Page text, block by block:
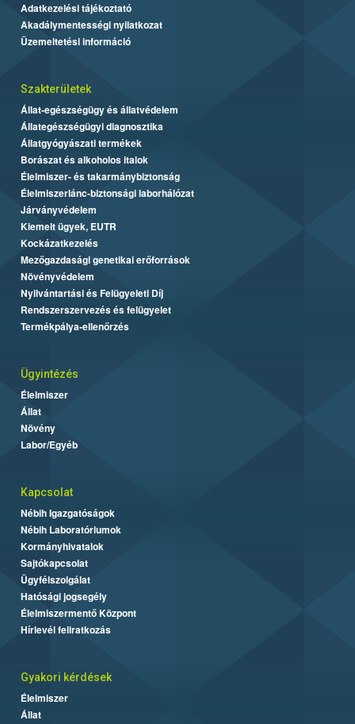
Adatkezelési tájékoztató
Akadálymentességi nyilatkozat
Üzemeltetési információ
Szakterületek
Állat-egészségügy és állatvédelem
Állategészségügyi diagnosztika
Állatgyógyászati termékek
Borászat és alkoholos italok
Élelmiszer- és takarmánybiztonság
Élelmiszerlánc-biztonsági laborhálózat
Járványvédelem
Kiemelt ügyek, EUTR
Kockázatkezelés
Mezőgazdasági genetikai erőforrások
Növényvédelem
Nyilvántartási és Felügyeleti Díj
Rendszerszervezés és felügyelet
Termékpálya-ellenőrzés
Ügyintézés
Élelmiszer
Állat
Növény
Labor/Egyéb
Kapcsolat
Nébih Igazgatóságok
Nébih Laboratóriumok
Kormányhivatalok
Sajtókapcsolat
Ügyfélszolgálat
Hatósági jogsegély
Élelmiszermentő Központ
Hírlevél feliratkozás
Gyakori kérdések
Élelmiszer
Állat